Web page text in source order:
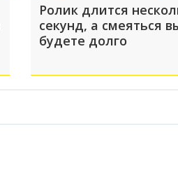
Ролик длится
секунд, а смеяться
будете долго